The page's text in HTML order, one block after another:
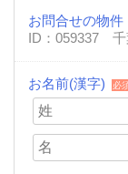
お問合せの物件
ID：059337 千
お名前(漢字) 必